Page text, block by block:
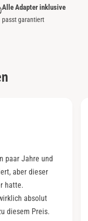
Alle Adapter inklusive
passt garantiert
paar Jahre und
aber dieser
hatte.
absolut
diesem Preis.